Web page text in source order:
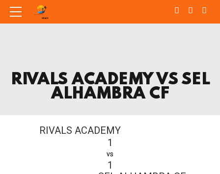
RIVALS ACADEMY VS SEL
ALHAMBRA CF
RIVALS ACADEMY
1
vs
1